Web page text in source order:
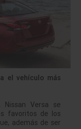
el vehículo más
Nissan Versa se
favoritos de los
además de ser